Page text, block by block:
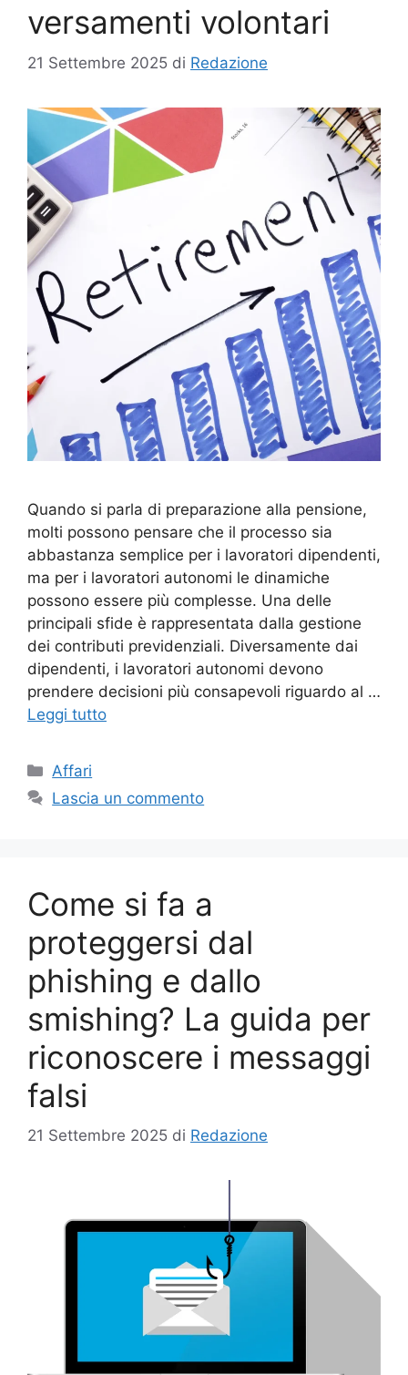
versamenti volontari
21 Settembre 2025 di Redazione
Quando si parla di preparazione alla pensione,
molti possono pensare che il processo sia
abbastanza semplice per i lavoratori dipendenti,
ma per i lavoratori autonomi le dinamiche
possono essere più complesse. Una delle
principali sfide è rappresentata dalla gestione
dei contributi previdenziali. Diversamente dai
dipendenti, i lavoratori autonomi devono
prendere decisioni più consapevoli riguardo al …
Leggi tutto
Categorie
Affari
Lascia un commento
Come si fa a
proteggersi dal
phishing e dallo
smishing? La guida per
riconoscere i messaggi
falsi
21 Settembre 2025 di Redazione